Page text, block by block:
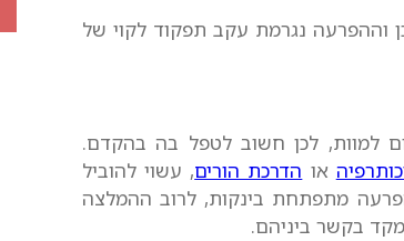
וההפרעה נגרמת עקב תפקוד לקוי של
למוות, לכן חשוב לטפל בה בהקדם.
או הדרכת הורים, עשוי להוביל
מתפתחת בינקות, לרוב ההמלצה
בקשר ביניהם.